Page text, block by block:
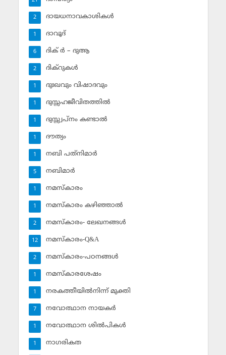
ദായധനാവകാശികള്‍
2
ദാവൂദ്‌
1
ദിക് ര്‍ – ദുആ
6
ദിക്‌റുകള്‍
2
ദുഃഖവും വിഷാദവും
1
ദുസ്സഹജീവിതത്തില്‍
1
ദുസ്സ്വപ്‌നം കണ്ടാല്‍
1
ദൗത്യം
1
നബി പത്‌നിമാര്‍
1
നബിമാര്‍
5
നമസ്‌കാരം
1
നമസ്‌കാരം കഴിഞ്ഞാല്‍
1
നമസ്‌കാരം- ലേഖനങ്ങള്‍
2
നമസ്‌കാരം-Q&A
12
നമസ്‌കാരം-പഠനങ്ങള്‍
2
നമസ്‌കാരശേഷം
1
നരകത്തീയില്‍നിന്ന് മുക്തി
1
നവോത്ഥാന നായകര്‍
7
നവോത്ഥാന ശില്‍പികള്‍
1
നാഗരികത
1